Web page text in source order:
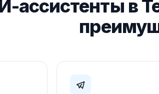
ассистенты в